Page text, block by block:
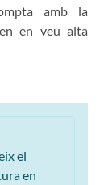
amb la
en veu alta
el
en